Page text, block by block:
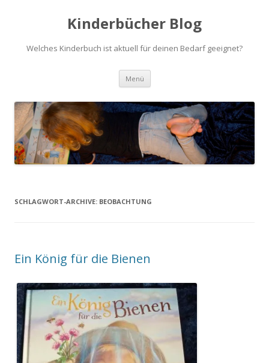
Kinderbücher Blog
Welches Kinderbuch ist aktuell für deinen Bedarf geeignet?
Menü Springe
Inhalt
SCHLAGWORT-ARCHIVE: BEOBACHTUNG
Ein König für die Bienen